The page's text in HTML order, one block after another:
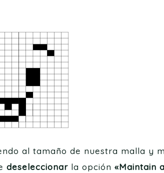
al tamaño de nuestra malla y
deseleccionar la opción «Maintain